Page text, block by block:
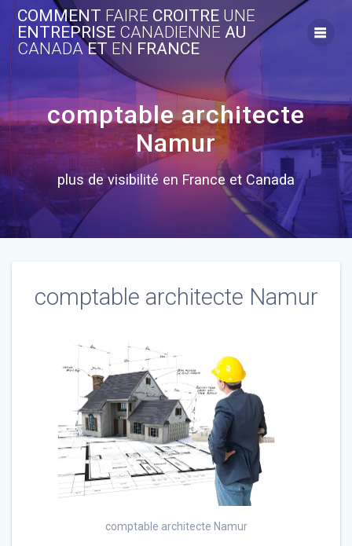
Skip
to
content
COMMENT FAIRE CROITRE UNE
ENTREPRISE CANADIENNE AU
CANADAET EN FRANCE
comptable architecte
Namur
plus de visibilité en France et Canada
comptable architecte Namur
comptable architecte Namur